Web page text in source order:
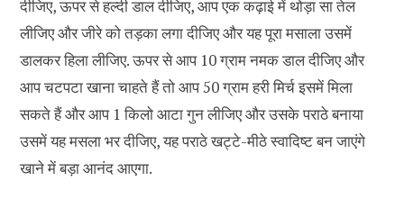
दीजिए, ऊपर से हल्दी डाल दीजिए, आप एक कढ़ाई में थोड़ा सा तेल
लीजिए और जीरे को तड़का लगा दीजिए और यह पूरा मसाला उसमें
डालकर हिला लीजिए. ऊपर से आप 10 ग्राम नमक डाल दीजिए और
आप चटपटा खाना चाहते हैं तो आप 50 ग्राम हरी मिर्च इसमें मिला
सकते हैं और आप 1 किलो आटा गुन लीजिए और उसके पराठे बनाया
उसमें यह मसला भर दीजिए, यह पराठे खट्टे-मीठे स्वादिष्ट बन जाएंगे
खाने में बड़ा आनंद आएगा.